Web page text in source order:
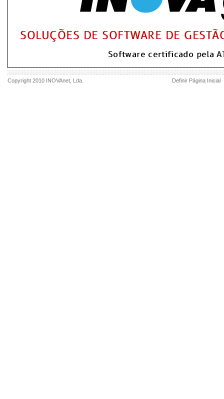
Copyright 2010 INOVAnet , Lda. Definir Página Inicial